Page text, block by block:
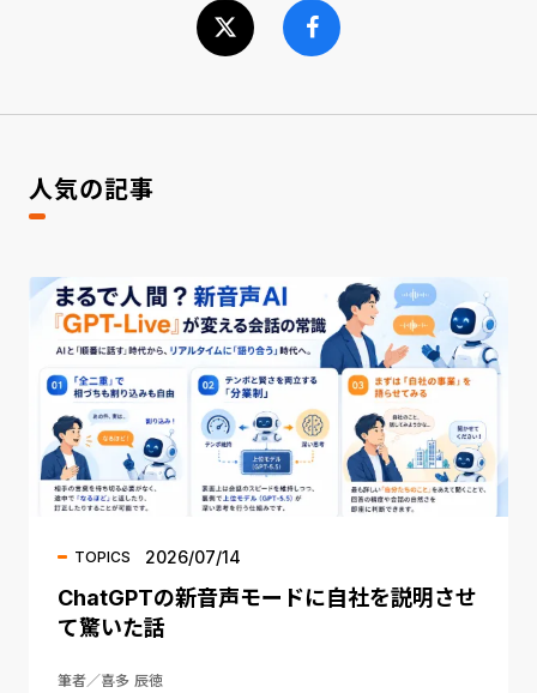
人気の記事
TOPICS 2026/07/14
ChatGPTの新音声モードに自社を説明させ
て驚いた話
筆者／喜多 辰徳